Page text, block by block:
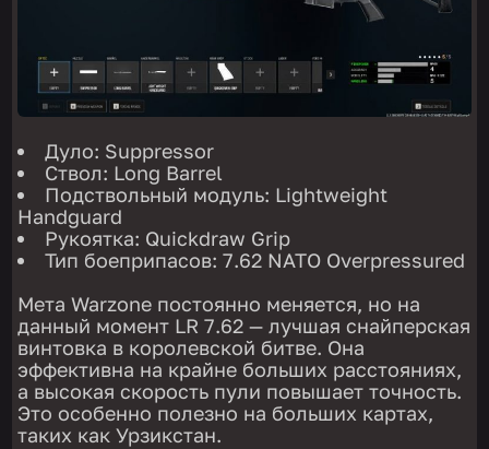
Дуло: Suppressor
Ствол: Long Barrel
Подствольный модуль: Lightweight
Handguard
Рукоятка: Quickdraw Grip
Тип боеприпасов: 7.62 NATO Overpressured
Мета Warzone постоянно меняется, но на
данный момент LR 7.62 — лучшая снайперская
винтовка в королевской битве. Она
эффективна на крайне больших расстояниях,
а высокая скорость пули повышает точность.
Это особенно полезно на больших картах,
таких как Урзикстан.